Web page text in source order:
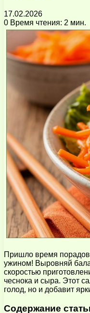
17.02.2026
0 Время чтения: 2 мин.
Пришло время
ужином! Выровняй
скоростью
чеснока и сыра. Этот
голод, но и добавит
Содержание